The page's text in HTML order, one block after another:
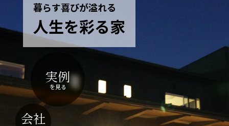
暮らす喜びが溢れる
人生を彩る家
実例
を見る
会社